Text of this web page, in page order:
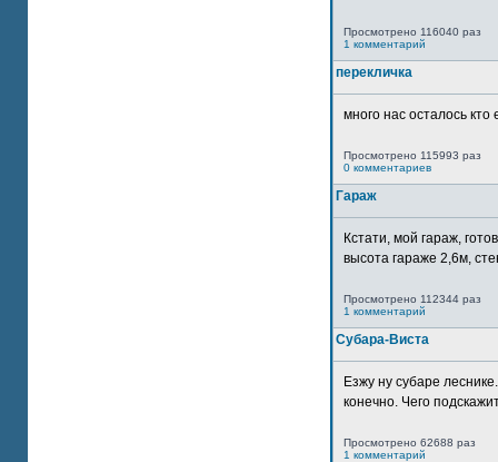
Просмотрено 116040 раз
1 комментарий
перекличка
много нас осталось
Просмотрено 115993 раз
0 комментариев
Гараж
Кстати, мой гараж,
высота гараже 2,6м,
Просмотрено 112344 раз
1 комментарий
Субара-Виста
Езжу ну субаре
конечно. Чего
Просмотрено 62688 раз
1 комментарий